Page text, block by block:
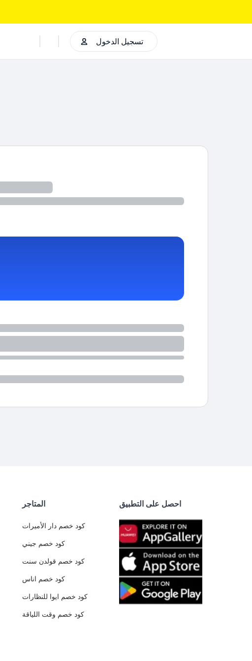
تسجيل الدخول
المتاجر
كود خصم دار الأميرات
كود خصم جيني
كود خصم قولدن سنت
كود خصم اناس
كود خصم ايوا للنظارات
كود خصم وقت اللياقة
احصل على التطبيق